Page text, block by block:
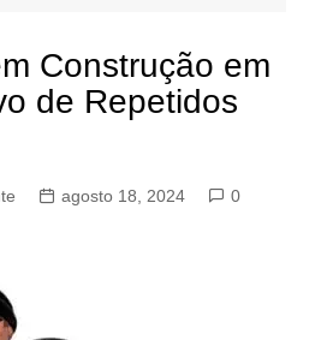
Construção em
de Repetidos
agosto 18, 2024
0